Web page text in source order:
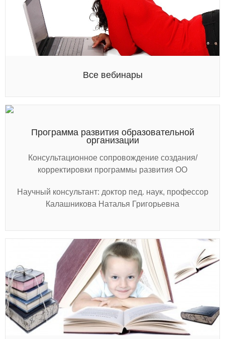
Все вебинары
Программа развития образовательной
организации
Консультационное сопровождение создания/
корректировки программы развития ОО
Научный консультант: доктор пед. наук, профессор
Калашникова Наталья Григорьевна